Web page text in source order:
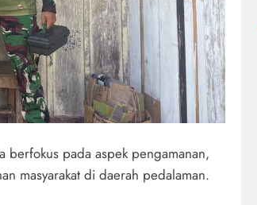
berfokus pada aspek pengamanan,
masyarakat di daerah pedalaman.